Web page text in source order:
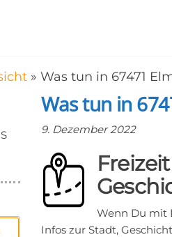
der Nähe finden
» Was tun in 67471
Was tun in
9. Dezember 2022
Wenn Du mit
Infos zur Stadt,